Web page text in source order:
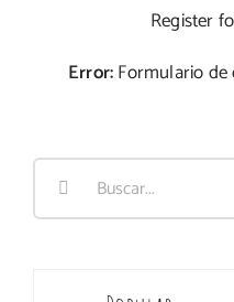
Register
Error:Formulario
Buscar: